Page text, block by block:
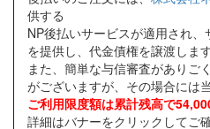
供する
NP後払いサービスが適用され
を提供し、代金債権を譲渡します
また、簡単な与信審査がありご
がございますが、その場合には
ご利用限度額は累計残高で
詳細はバナーをクリックしてご